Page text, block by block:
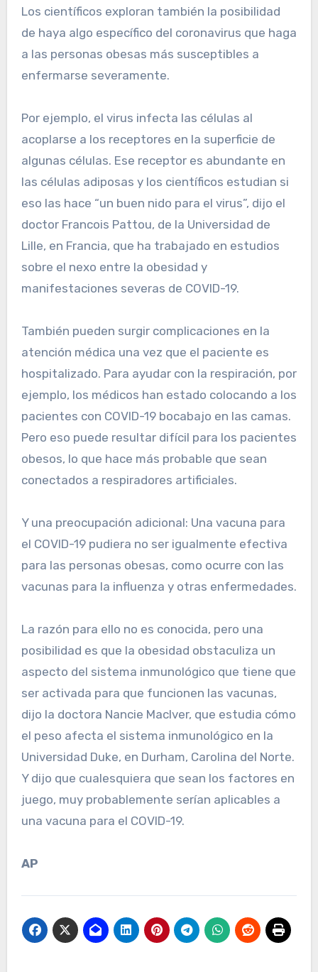
Los científicos exploran también la posibilidad
de haya algo específico del coronavirus que haga
a las personas obesas más susceptibles a
enfermarse severamente.
Por ejemplo, el virus infecta las células al
acoplarse a los receptores en la superficie de
algunas células. Ese receptor es abundante en
las células adiposas y los científicos estudian si
eso las hace “un buen nido para el virus”, dijo el
doctor Francois Pattou, de la Universidad de
Lille, en Francia, que ha trabajado en estudios
sobre el nexo entre la obesidad y
manifestaciones severas de COVID-19.
También pueden surgir complicaciones en la
atención médica una vez que el paciente es
hospitalizado. Para ayudar con la respiración, por
ejemplo, los médicos han estado colocando a los
pacientes con COVID-19 bocabajo en las camas.
Pero eso puede resultar difícil para los pacientes
obesos, lo que hace más probable que sean
conectados a respiradores artificiales.
Y una preocupación adicional: Una vacuna para
el COVID-19 pudiera no ser igualmente efectiva
para las personas obesas, como ocurre con las
vacunas para la influenza y otras enfermedades.
La razón para ello no es conocida, pero una
posibilidad es que la obesidad obstaculiza un
aspecto del sistema inmunológico que tiene que
ser activada para que funcionen las vacunas,
dijo la doctora Nancie MacIver, que estudia cómo
el peso afecta el sistema inmunológico en la
Universidad Duke, en Durham, Carolina del Norte.
Y dijo que cualesquiera que sean los factores en
juego, muy probablemente serían aplicables a
una vacuna para el COVID-19.
AP